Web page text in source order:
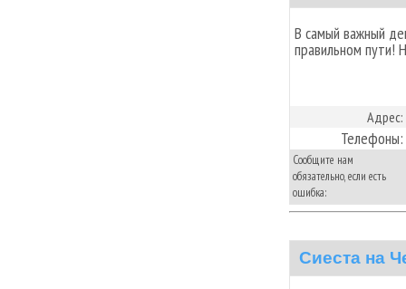
В самый важный
правильном пути!
Адрес:
Телефоны:
Сообщите нам
обязательно, если есть
ошибка:
Сиеста на